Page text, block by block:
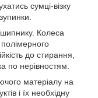
сумці-візку
Колеса
до стирання,
по нерівностям.
матеріалу на
і їх необхідну